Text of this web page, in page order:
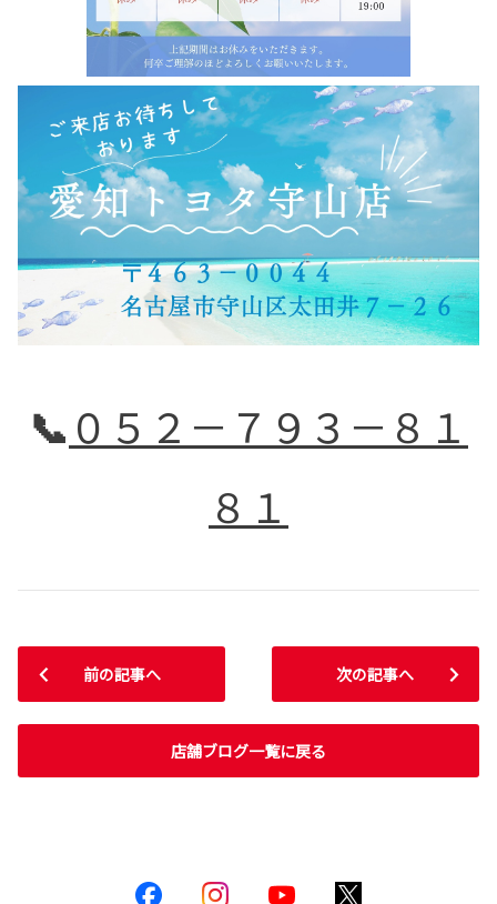
📞 ０５２－７９３－８１
８１
前の記事へ
店舗ブログ一覧に戻る
次の記事へ